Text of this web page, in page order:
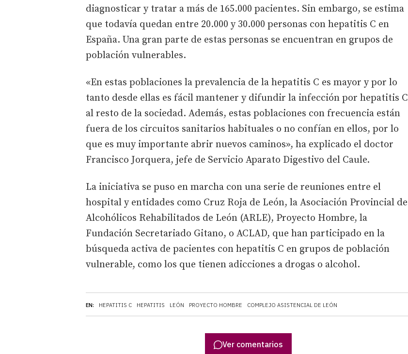
EN: HEPATITIS C HEPATITIS LEÓN PROYECTO HOMBRE COMPLEJO ASISTENCIAL DE LEÓN
diagnosticar y tratar a más de 165.000 pacientes. Sin embargo, se estima
que todavía quedan entre 20.000 y 30.000 personas con hepatitis C en
España. Una gran parte de estas personas se encuentran en grupos de
población vulnerables.
«En estas poblaciones la prevalencia de la hepatitis C es mayor y por lo
tanto desde ellas es fácil mantener y difundir la infección por hepatitis C
al resto de la sociedad. Además, estas poblaciones con frecuencia están
fuera de los circuitos sanitarios habituales o no confían en ellos, por lo
que es muy importante abrir nuevos caminos», ha explicado el doctor
Francisco Jorquera, jefe de Servicio Aparato Digestivo del Caule.
La iniciativa se puso en marcha con una serie de reuniones entre el
hospital y entidades como Cruz Roja de León, la Asociación Provincial de
Alcohólicos Rehabilitados de León (ARLE), Proyecto Hombre, la
Fundación Secretariado Gitano, o ACLAD, que han participado en la
búsqueda activa de pacientes con hepatitis C en grupos de población
vulnerable, como los que tienen adicciones a drogas o alcohol.
Ver comentarios